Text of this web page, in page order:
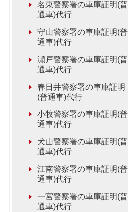
名東警察署の車庫証明(普
通車)代行
守山警察署の車庫証明(普
通車)代行
瀬戸警察署の車庫証明(普
通車)代行
春日井警察署の車庫証明
(普通車)代行
小牧警察署の車庫証明(普
通車)代行
犬山警察署の車庫証明(普
通車)代行
江南警察署の車庫証明(普
通車)代行
一宮警察署の車庫証明(普
通車)代行